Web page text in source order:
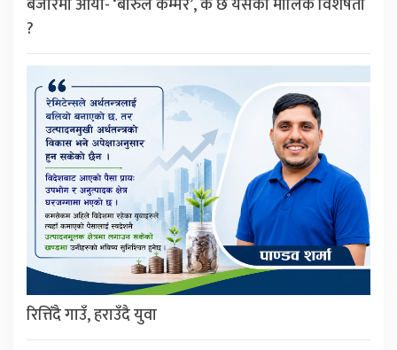
बजारमा आयो- ‘बारुले कम्मर’, के छ यसको मौलिक विशेषता
?
रित्तिँदै गाउँ, हराउँदै युवा